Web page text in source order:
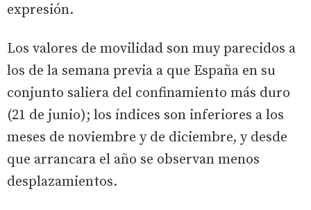
expresión.
Los valores de movilidad son muy parecidos a
los de la semana previa a que España en su
conjunto saliera del confinamiento más duro
(21 de junio); los índices son inferiores a los
meses de noviembre y de diciembre, y desde
que arrancara el año se observan menos
desplazamientos.